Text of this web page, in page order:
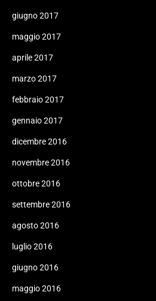
giugno 2017
maggio 2017
aprile 2017
marzo 2017
febbraio 2017
gennaio 2017
dicembre 2016
novembre 2016
ottobre 2016
settembre 2016
agosto 2016
luglio 2016
giugno 2016
maggio 2016